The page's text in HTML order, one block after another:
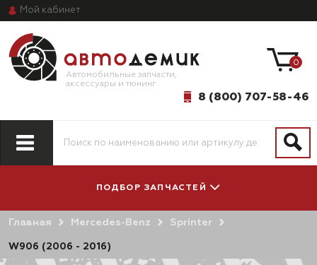
Мой кабинет
Автомобильные запчасти,
аксессуары и тюнинг
8 (800) 707-58-46
0
ПОДБОР ЗАПЧАСТЕЙ
АВТОМОБИЛЯ
Главная Mercedes-Benz Sprinter
W906 (2006 - 2016)